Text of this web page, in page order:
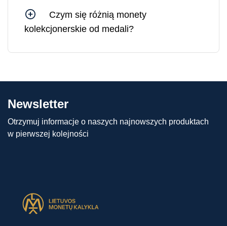
Czym się różnią monety
kolekcjonerskie od medali?
medalami polega na tym, że moneta
ściśle określonego nakładu, a zatem mogą być
Newsletter
Otrzymuj informacje o naszych najnowszych produktach
w pierwszej kolejności